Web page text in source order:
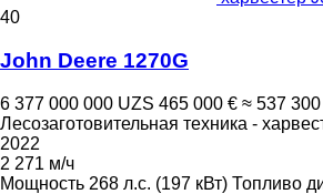
40
John Deere 1270G
6 377 000 000 UZS 465 000 € ≈ 537
Лесозаготовительная техника -
2022
2 271 м/ч
Мощность 268 л.с. (197 кВт) Топливо